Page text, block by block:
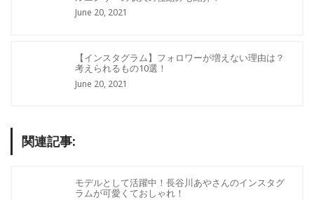
June 20, 2021
【インスタグラム】フォロワーが増えない理由は？
考えられるもの10選！
June 20, 2021
関連記事:
モデルとして活躍中！長谷川あやさんのインスタグ
ラムが可愛くておしゃれ！